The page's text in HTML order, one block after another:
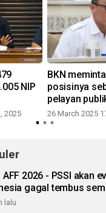
NIP
2025
BKN
posisinya
pelayan
26 March 2025
AFF 2026 - PSSI akan
gagal tembus
lalu